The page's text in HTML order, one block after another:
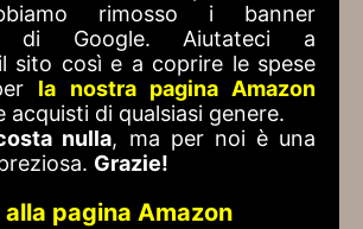
rimosso i banner
di Google. Aiutateci a
sito così e a coprire le spese
la nostra pagina Amazon
acquisti di qualsiasi genere.
nulla, ma per noi è una
Grazie!
alla pagina Amazon